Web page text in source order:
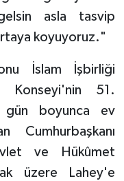
asla tasvip
koyuyoruz."
İslam İşbirliği
Konseyi'nin 51.
gün boyunca ev
Cumhurbaşkanı
ve Hükûmet
üzere Lahey'e